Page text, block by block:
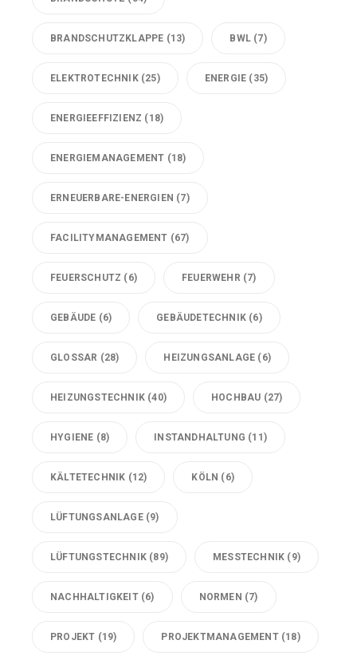
BRANDSCHUTZKLAPPE (13) BWL (7)
ELEKTROTECHNIK(25) ENERGIE (35)
ENERGIEEFFIZIENZ (18)
ENERGIEMANAGEMENT (18)
ERNEUERBARE-ENERGIEN (7)
FACILITYMANAGEMENT (67)
FEUERSCHUTZ (6) FEUERWEHR (7)
GEBÄUDE (6) GEBÄUDETECHNIK (6)
GLOSSAR (28) HEIZUNGSANLAGE (6)
HEIZUNGSTECHNIK (40) HOCHBAU (27)
HYGIENE (8) INSTANDHALTUNG (11)
KÄLTETECHNIK (12) KÖLN (6)
LÜFTUNGSANLAGE(9)
LÜFTUNGSTECHNIK (89) MESSTECHNIK (9)
NACHHALTIGKEIT(6) NORMEN (7)
PROJEKT (19) PROJEKTMANAGEMENT(18)